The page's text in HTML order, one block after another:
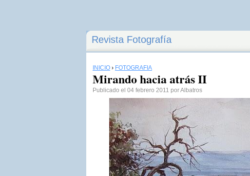
Revista Fotografía
INICIO › FOTOGRAFÍA
Mirando hacia atrás II
Publicado el 04 febrero 2011 por Albatros